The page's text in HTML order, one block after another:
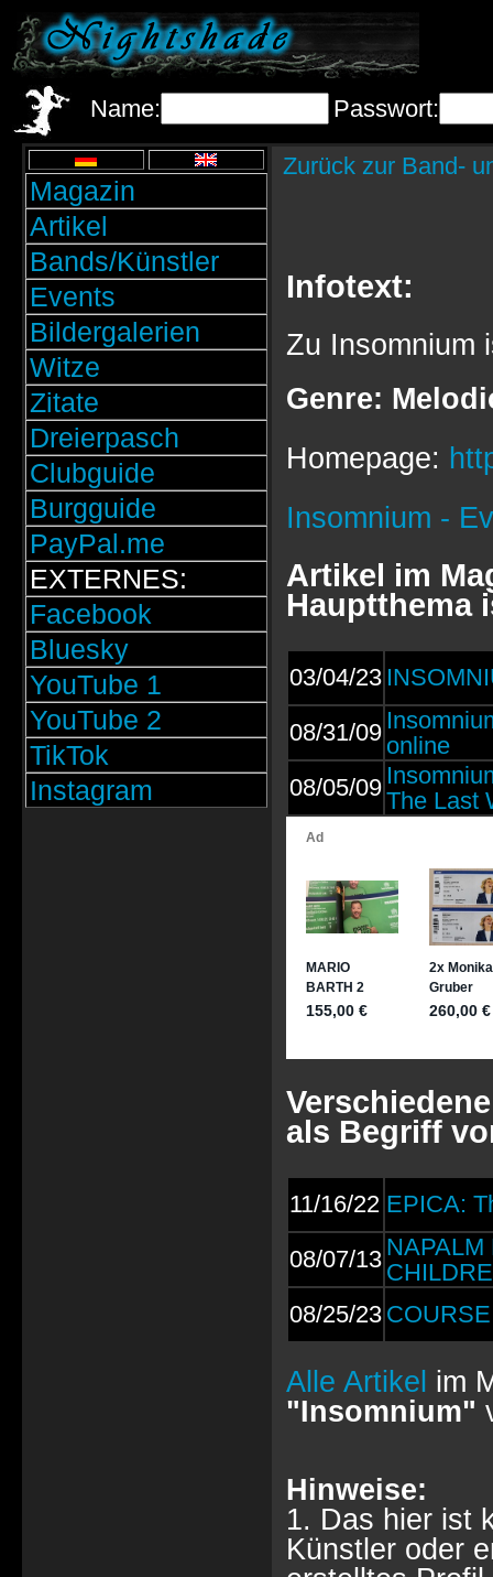
Name: Passwort:
Magazin
Artikel
Bands/Künstler
Events
Bildergalerien
Witze
Zitate
Dreierpasch
Clubguide
Burgguide
PayPal.me
EXTERNES:
Facebook
Bluesky
YouTube 1
YouTube 2
TikTok
Instagram
Zurück zur Band-
Infotext:
Zu Insomnium
Genre:
Homepage:
Insomnium -
Artikel im
Hauptthema
03/04/23
08/31/09 online
08/05/09The Last
als Begriff
11/16/22 EPICA:
08/07/13 NAPALM
08/25/23
Alle Artikel im
"Insomnium"
Hinweise:
1. Das hier ist
Künstler oder